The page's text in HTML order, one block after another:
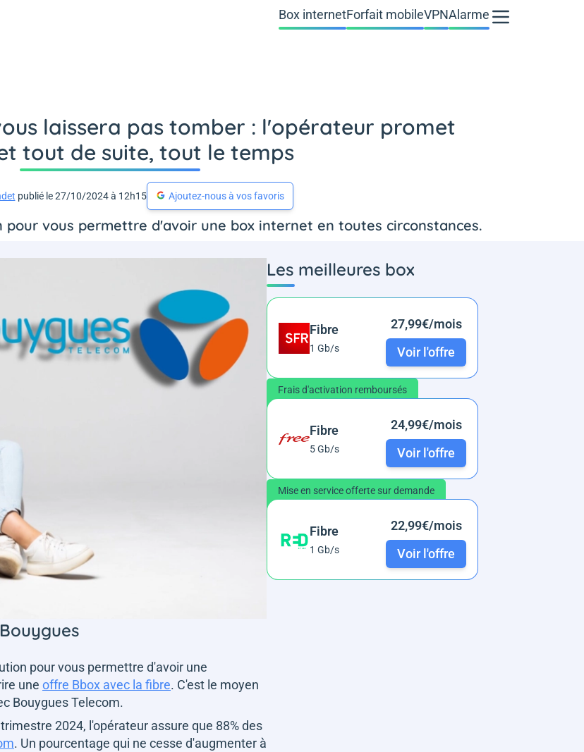
Box internetForfait mobileVPNAlarme
laissera pas tomber : l'opérateur promet
tout de suite, tout le temps
publié le 27/10/2024 à 12h15 Ajoutez-nous à vos favoris
vous permettre d'avoir une box internet en toutes circonstances.
pour vous permettre d'avoir une
une offre Bbox avec la fibre. C'est le moyen
Bouygues Telecom.
2024, l'opérateur assure que 88% des
. Un pourcentage qui ne cesse d'augmenter à
Les meilleures box
Fibre
1 Gb/s
27,99€/mois
Voir l'offre
Frais d'activation remboursés
Fibre
5 Gb/s
24,99€/mois
Voir l'offre
Mise en service offerte sur demande
Fibre
1 Gb/s
22,99€/mois
Voir l'offre